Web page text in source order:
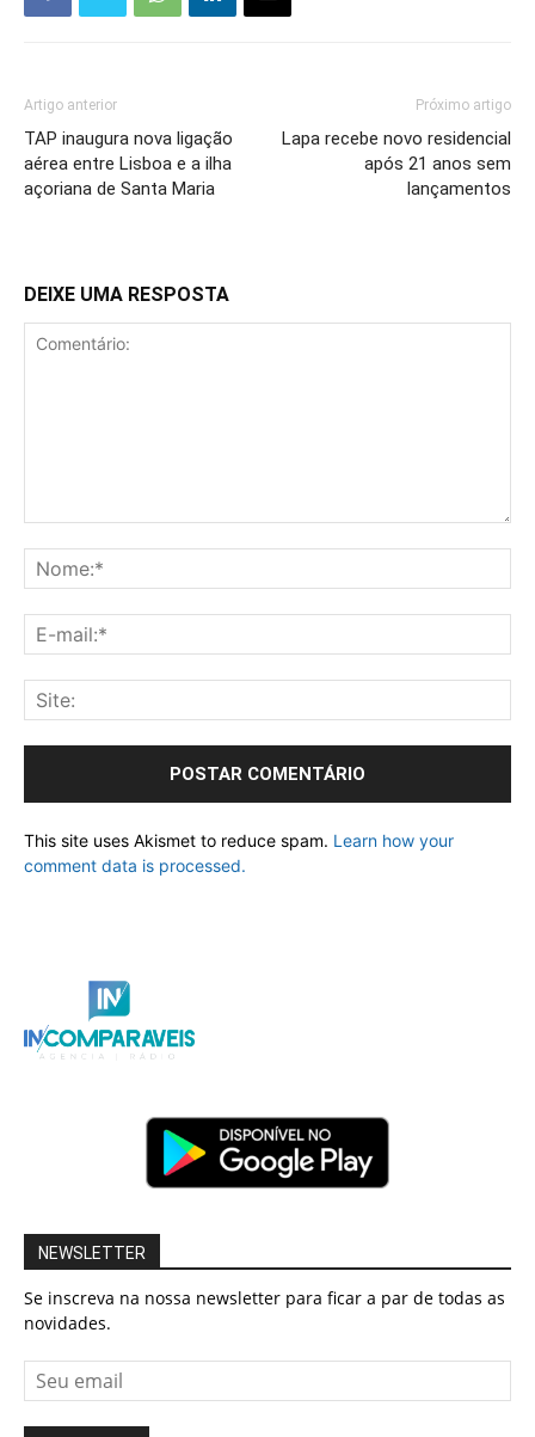
Artigo anterior
TAP inaugura nova ligação
aérea entre Lisboa e a ilha
açoriana de Santa Maria
Próximo artigo
Lapa recebe novo residencial
após 21 anos sem
lançamentos
DEIXE UMA RESPOSTA
This site uses Akismet to reduce spam. Learn how your
comment data is processed.
NEWSLETTER
Se inscreva na nossa newsletter para ficar a par de todas as
novidades.